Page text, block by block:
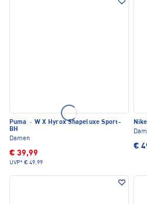
Puma · W X Hyrox Shapeluxe Sport-
BH
Damen
€ 39,99
UVP* € 49,99
Nike
€